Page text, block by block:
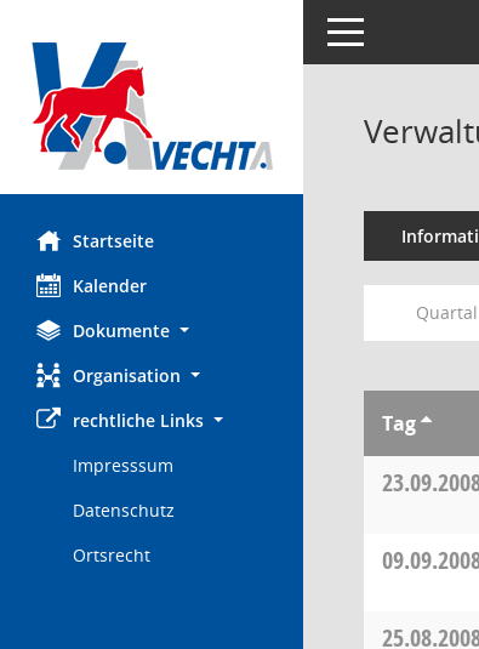
Startseite
Kalender
Dokumente
Organisation
rechtliche Links
Impresssum
Datenschutz
Ortsrecht
Toggle navigation
Quartal
Tag